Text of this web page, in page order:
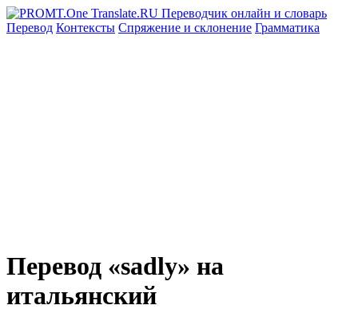
Перевод Контексты Спряжение и склонение Грамматика
Перевод «sadly» на
итальянский